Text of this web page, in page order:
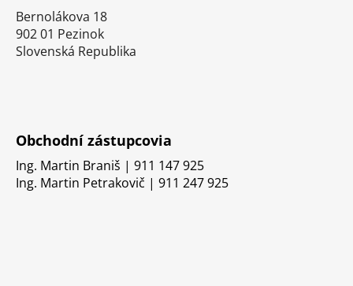
Bernolákova 18
902 01 Pezinok
Slovenská Republika
Obchodní zástupcovia
Ing. Martin Braniš | 911 147 925
Ing. Martin Petrakovič | 911 247 925